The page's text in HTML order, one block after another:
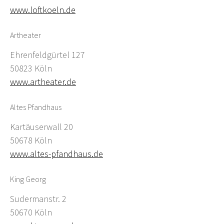
www.loftkoeln.de
Artheater
Ehrenfeldgürtel 127
50823 Köln
www.artheater.de
Altes Pfandhaus
Kartäuserwall 20
50678 Köln
www.altes-pfandhaus.de
King Georg
Sudermanstr. 2
50670 Köln